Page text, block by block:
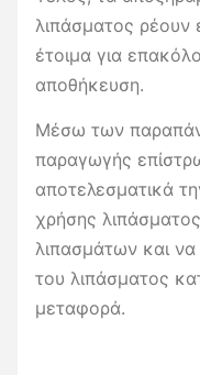
λιπάσματος
έτοιμα για
αποθήκευση.
Μέσω των
παραγωγής
αποτελεσματικά
χρήσης
λιπασμάτων και
του λιπάσματος
μεταφορά.